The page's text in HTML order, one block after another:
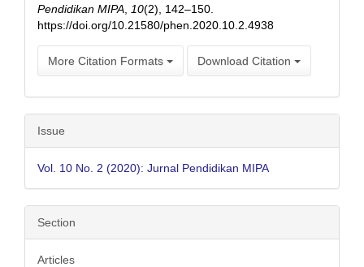
Pendidikan MIPA
10(2), 142–150.
https://doi.org/10.21580/phen.2020.10.2.4938
More Citation Formats Download Citation
Issue
Vol. 10 No. 2 (2020): Jurnal Pendidikan MIPA
Section
Articles